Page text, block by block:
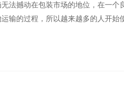
法撼动在包装市场的地位，在一个
输的过程，所以越来越多的人开始